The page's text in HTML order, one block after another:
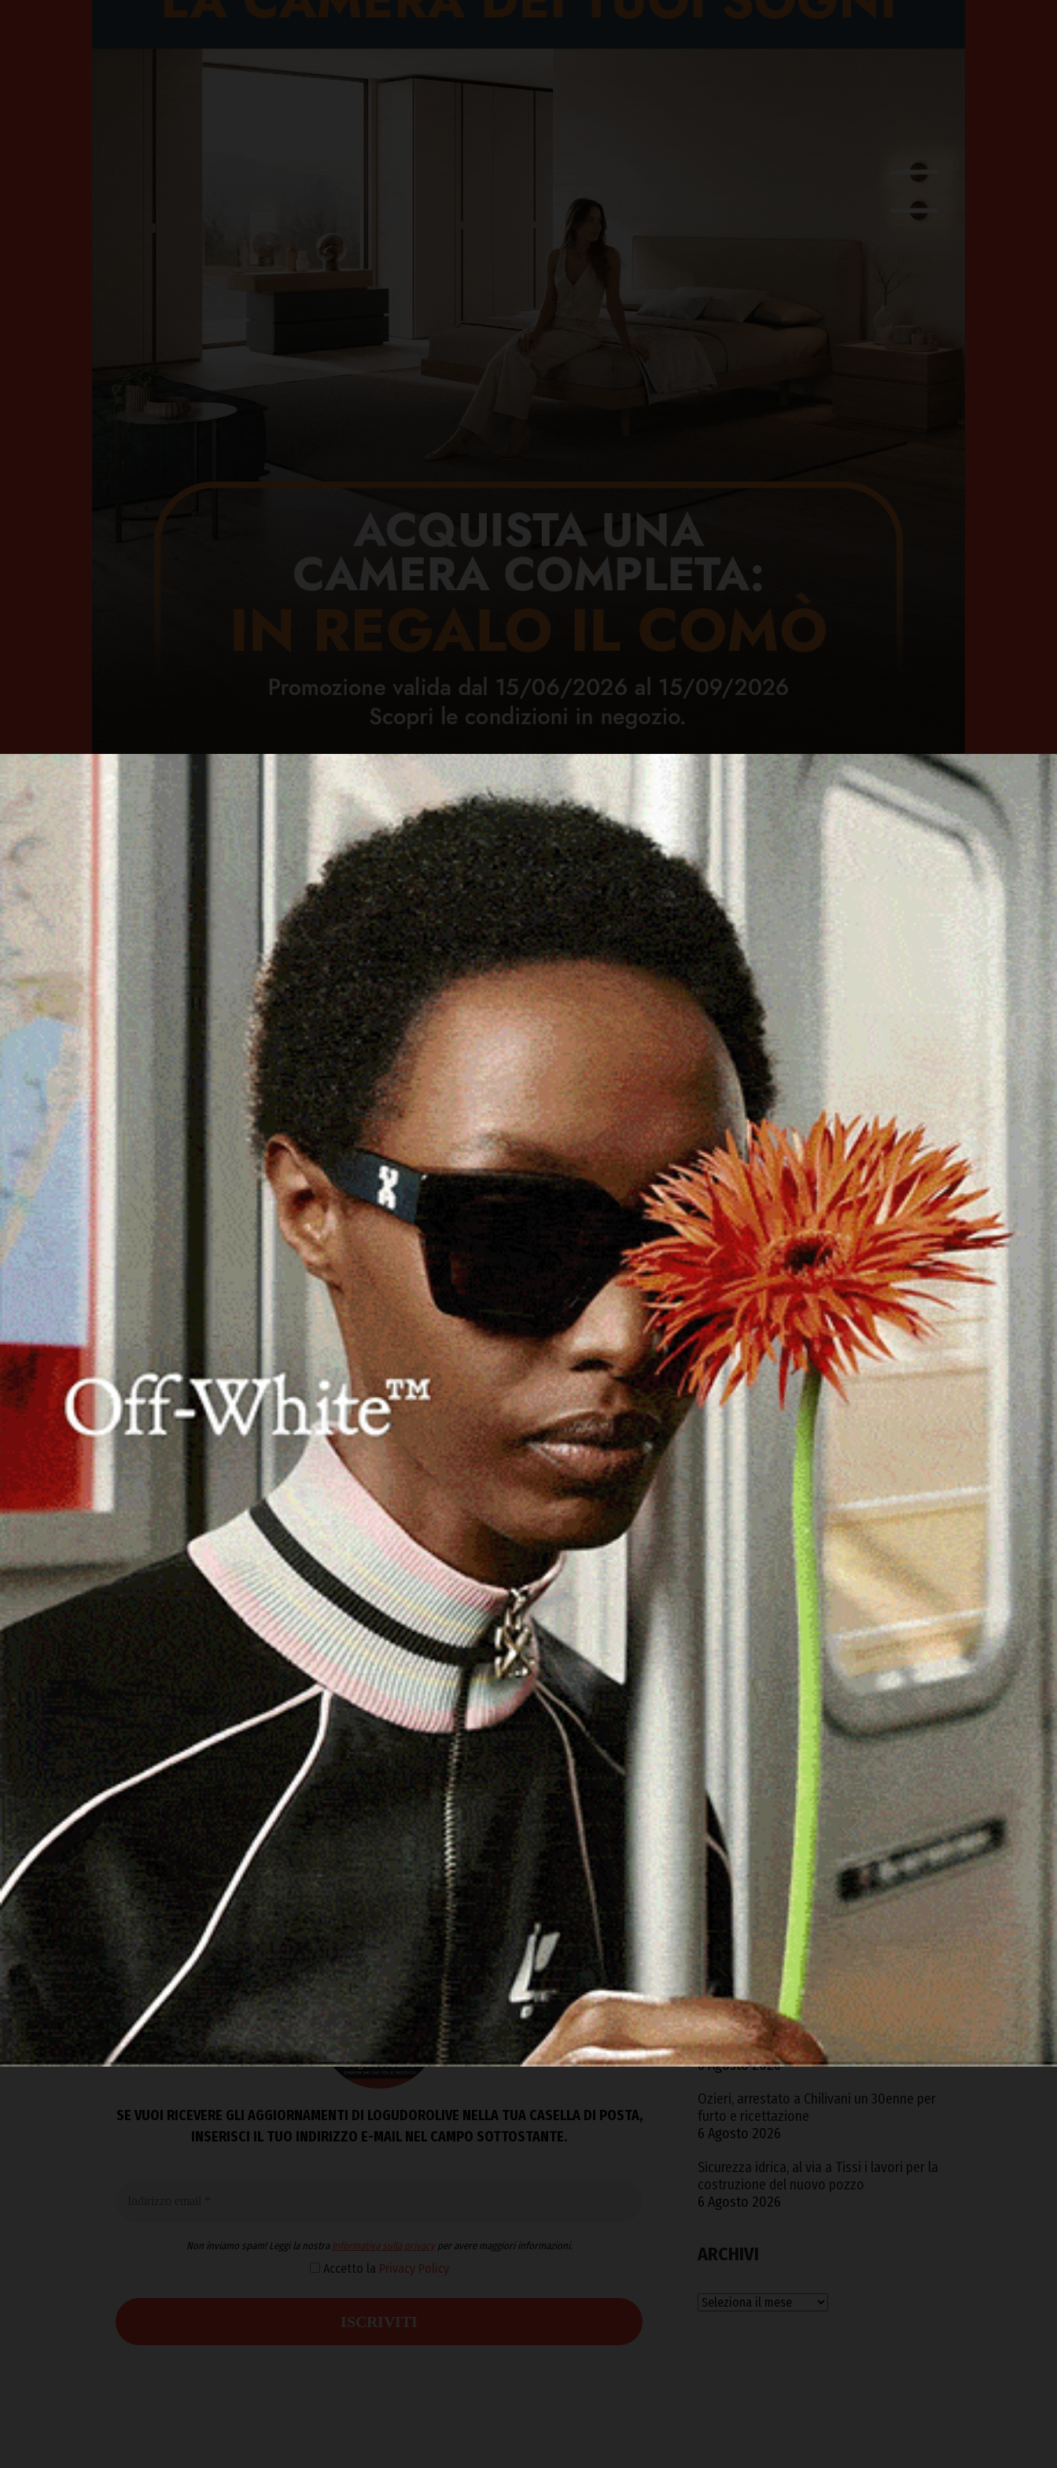
Home Ozieri Territorio Sardegna Cronaca Attualità Sport Cultura Rubriche Necrologie
Numeri
utili
Contatti
OLBIA, OPEN DAY AL BOTANIC GOLF SA CUBA
7 Settembre 2025, 17:37
Domenica 21 settembre una giornata dedicata ai nuovi golfisti con la presentazione
della Botanic Golf Academy.
OLBIA | 7 settembre 2025.IlBotanic Golf Sa Cubadi Olbia apre le porte al pubblicodomenica 21
settembre
, a partire dalle 10, con un open day gratuito dedicato a chi vuole avvicinarsi al mondo del
golf.
Il momento centrale della giornata sarà la presentazione ufficiale dellaBotanic Golf Academy , un
progetto pensato per bambini, ragazzi e adulti. L’iniziativa sarà guidata dal maestroAndrea Ferlito,
professionista riconosciuto dalla PGAI – Professional Golfers’ Association of Italy.
Durante l’evento sarà possibile far pratica con il golf, conoscere da vicino i programmi della nuova scuola
e visitare le strutture del Botanic, il cui percorso – 9 buche, par 36 – realizzato su un terreno ad
andamento collinare (vicino all’aeroporto di Olbia) si estende su una superficie di 25 ettari, con ostacoli
vegetali, zone fiorite. Per sfruttare il meno possibile le riserve idriche della zona, il campo è stato
realizzato con miscele di graminacee, garantendo un consumo idrico ridotto.
L’invito per il 21 settembre è rivolto a tutti, senza limiti di età o esperienza, con l’obiettivo di avvicinare
sempre più persone a questa disciplina sportiva.
Leggi le altre notizie su Logudorolive.it
Segui Logudorolive anche da Facebook
Facebook
WhatsApp
Telegram
EmailThreads
Botanic Golf Sa Cuba Olbia
SE VUOI RICEVERE GLI AGGIORNAMENTI DI LOGUDOROLIVE NELLA TUA CASELLA DI POSTA,
INSERISCI IL TUO INDIRIZZO E-MAIL NEL CAMPO SOTTOSTANTE.
Non inviamo spam! Leggi la nostra Informativa sulla privacyper avere maggiori informazioni.
Accetto la Privacy Policy
Cerca
Cerca
Facebook
ThreadsInstagram
X YouTube
ARTICOLI RECENTI
Dalla Regione 4,6 milioni per Ozieri: «Ora la
maggioranza si dimostri all’altezza di saper
gestire queste risorse»
6 Agosto 2026
Neurologia di Ozieri, la precisazione dell’Asl: «il
reparto è attivo e non è stato cancellato»
6 Agosto 2026
Biblioteca comunale di Ozieri… caldo
insopportabile e niente Wi-Fi: la denuncia di un
cittadino
6 Agosto 2026
Ozieri, arrestato a Chilivani un 30enne per
furto e ricettazione
6 Agosto 2026
Sicurezza idrica, al via a Tissi i lavori per la
costruzione del nuovo pozzo
6 Agosto 2026
ARCHIVI
Archivi